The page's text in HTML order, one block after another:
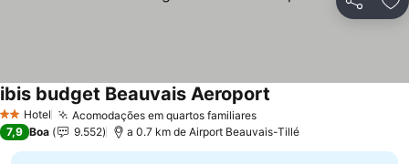
Partilhar
2 Estrelas
Hotel Acomodações em quartos familiares
ibis budget Beauvais Aeroport
7,9 Boa 9.552 a 0.7 km de Airport Beauvais-Tillé